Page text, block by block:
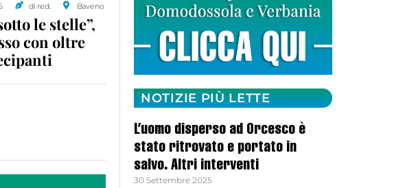
di red. Baveno
le stelle”,
con oltre
NOTIZIE PIÙ LETTE
L’uomo disperso ad Orcesco è
stato ritrovato e portato in
salvo. Altri interventi
30 Settembre 2025